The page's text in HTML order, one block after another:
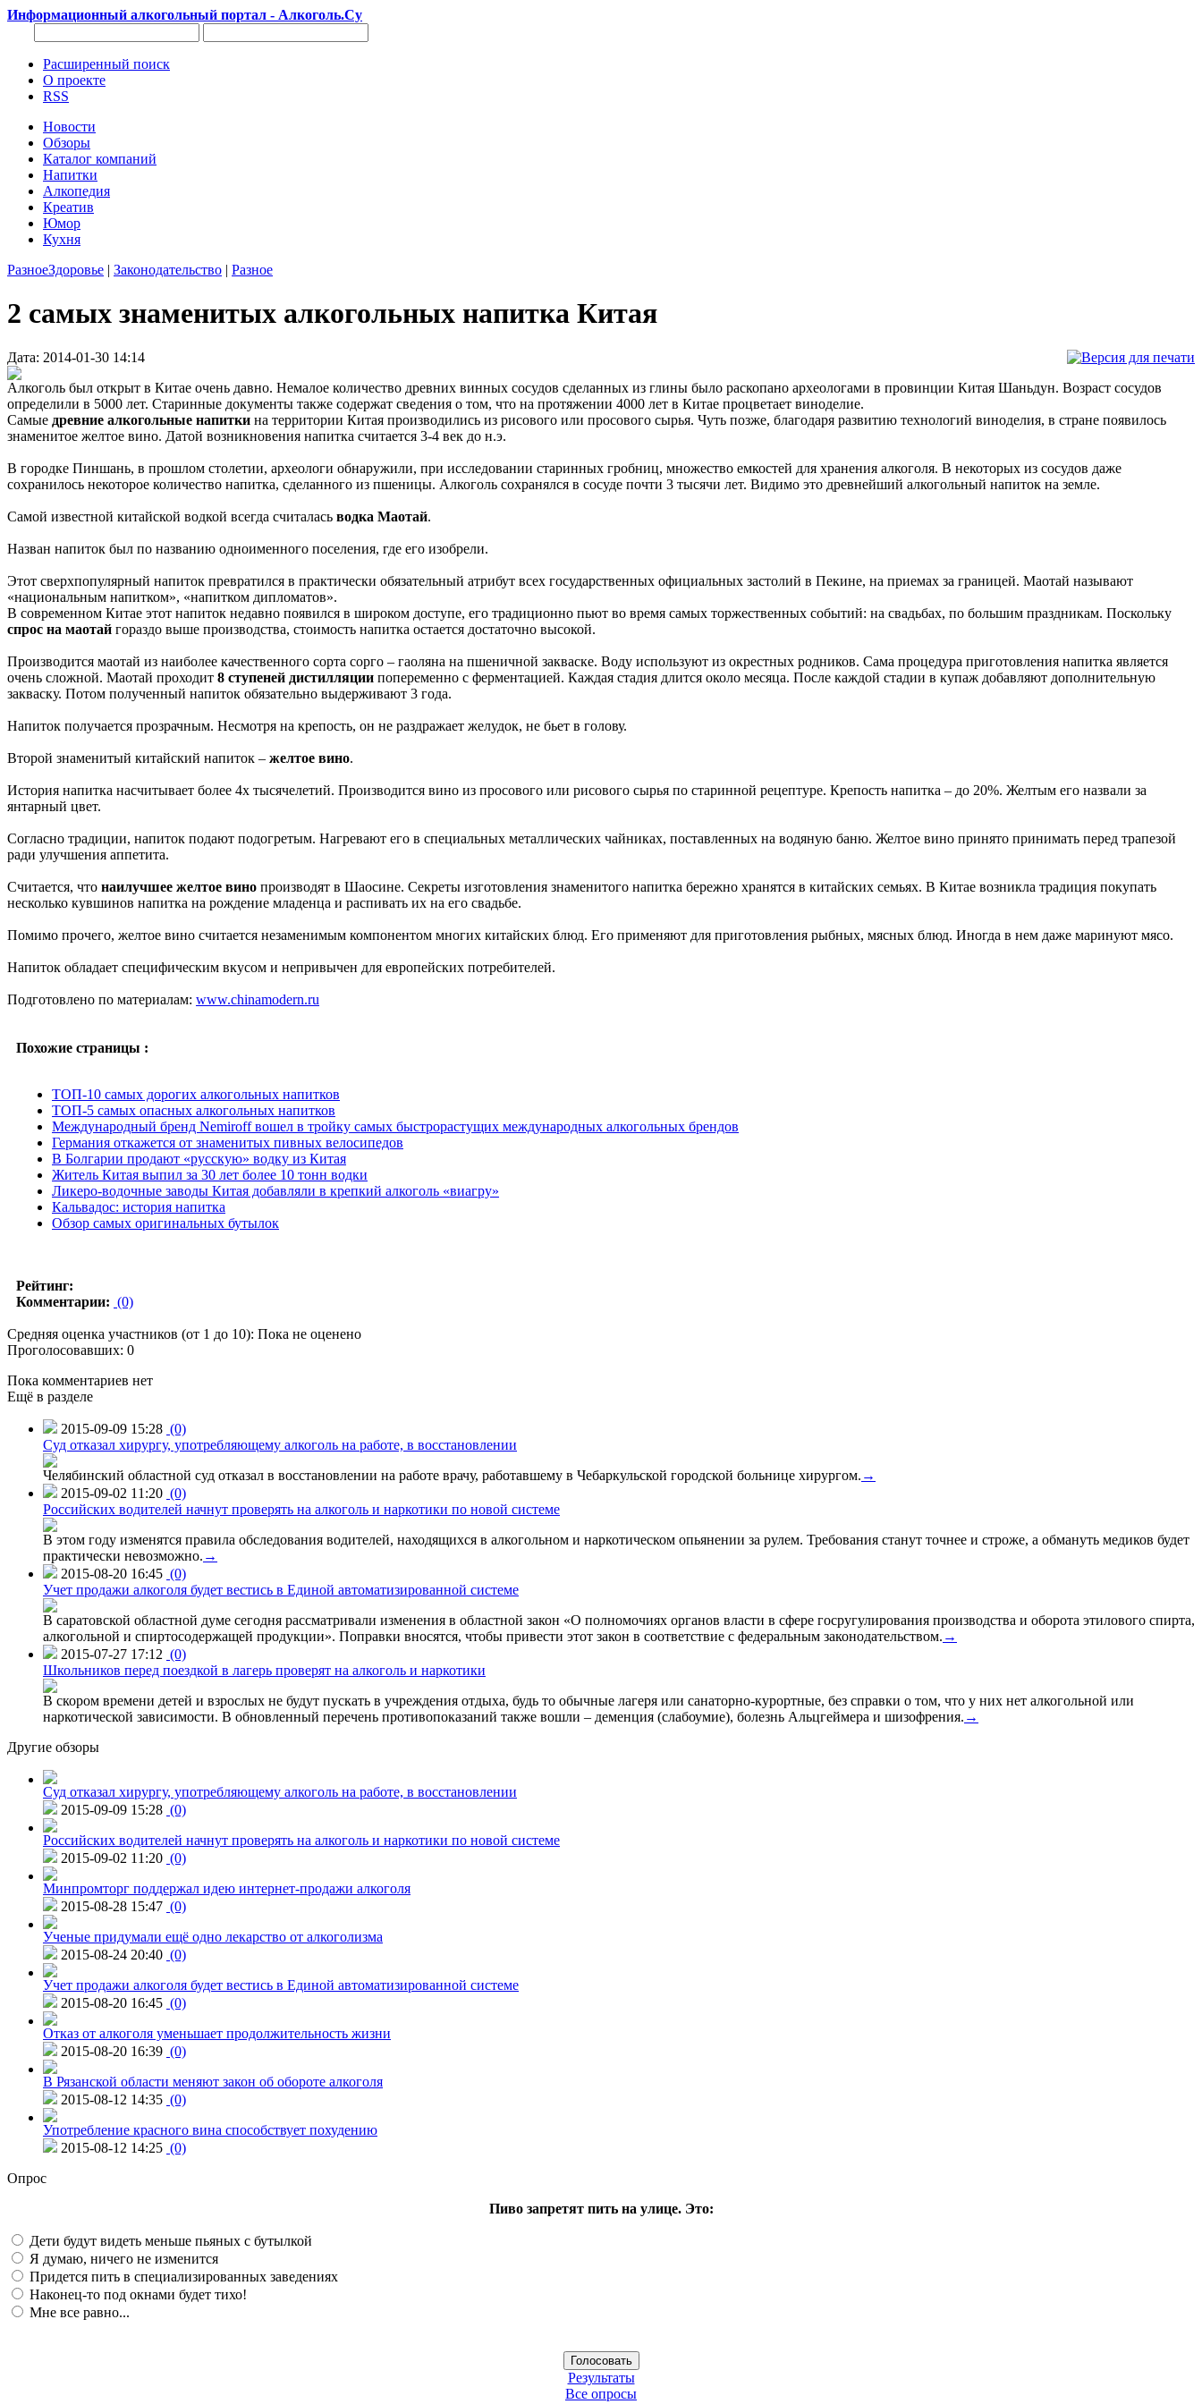
Информационный алкогольный портал - Алкоголь.Су
Расширенный поиск
О проекте
RSS
Новости
Обзоры
Каталог компаний
Напитки
Алкопедия
Креатив
Юмор
Кухня
РазноеЗдоровье | Законодательство | Разное
2 самых знаменитых алкогольных напитка Китая
Дата: 2014-01-30 14:14
Алкоголь был открыт в Китае очень давно. Немалое количество древних винных сосудов сделанных из глины было раскопано археологами в провинции Китая Шаньдун. Возраст сосудов
определили в 5000 лет. Старинные документы также содержат сведения о том, что на протяжении 4000 лет в Китае процветает виноделие.
Самые древние алкогольные напитки на территории Китая производились из рисового или просового сырья. Чуть позже, благодаря развитию технологий виноделия, в стране появилось
знаменитое желтое вино. Датой возникновения напитка считается 3-4 век до н.э.
В городке Пиншань, в прошлом столетии, археологи обнаружили, при исследовании старинных гробниц, множество емкостей для хранения алкоголя. В некоторых из сосудов даже
сохранилось некоторое количество напитка, сделанного из пшеницы. Алкоголь сохранялся в сосуде почти 3 тысячи лет. Видимо это древнейший алкогольный напиток на земле.
Самой известной китайской водкой всегда считалась водка Маотай.
Назван напиток был по названию одноименного поселения, где его изобрели.
Этот сверхпопулярный напиток превратился в практически обязательный атрибут всех государственных официальных застолий в Пекине, на приемах за границей. Маотай называют
«национальным напитком», «напитком дипломатов».
В современном Китае этот напиток недавно появился в широком доступе, его традиционно пьют во время самых торжественных событий: на свадьбах, по большим праздникам. Поскольку
спрос на маотай гораздо выше производства, стоимость напитка остается достаточно высокой.
Производится маотай из наиболее качественного сорта сорго – гаоляна на пшеничной закваске. Воду используют из окрестных родников. Сама процедура приготовления напитка является
очень сложной. Маотай проходит 8 ступеней дистилляции попеременно с ферментацией. Каждая стадия длится около месяца. После каждой стадии в купаж добавляют дополнительную
закваску. Потом полученный напиток обязательно выдерживают 3 года.
Напиток получается прозрачным. Несмотря на крепость, он не раздражает желудок, не бьет в голову.
Второй знаменитый китайский напиток – желтое вино.
История напитка насчитывает более 4х тысячелетий. Производится вино из просового или рисового сырья по старинной рецептуре. Крепость напитка – до 20%. Желтым его назвали за
янтарный цвет.
Согласно традиции, напиток подают подогретым. Нагревают его в специальных металлических чайниках, поставленных на водяную баню. Желтое вино принято принимать перед трапезой
ради улучшения аппетита.
Считается, что наилучшее желтое вино производят в Шаосине. Секреты изготовления знаменитого напитка бережно хранятся в китайских семьях. В Китае возникла традиция покупать
несколько кувшинов напитка на рождение младенца и распивать их на его свадьбе.
Помимо прочего, желтое вино считается незаменимым компонентом многих китайских блюд. Его применяют для приготовления рыбных, мясных блюд. Иногда в нем даже маринуют мясо.
Напиток обладает специфическим вкусом и непривычен для европейских потребителей.
Подготовлено по материалам: www.chinamodern.ru
Похожие страницы :
ТОП-10 самых дорогих алкогольных напитков
ТОП-5 самых опасных алкогольных напитков
Международный бренд Nemiroff вошел в тройку самых быстрорастущих международных алкогольных брендов
Германия откажется от знаменитых пивных велосипедов
В Болгарии продают «русскую» водку из Китая
Житель Китая выпил за 30 лет более 10 тонн водки
Ликеро-водочные заводы Китая добавляли в крепкий алкоголь «виагру»
Кальвадос: история напитка
Обзор самых оригинальных бутылок
Рейтинг:
Комментарии: (0)
Средняя оценка участников (от 1 до 10): Пока не оценено
Проголосовавших: 0
Пока комментариев нет
Ещё в разделе
2015-09-09 15:28 (0)
Суд отказал хирургу, употребляющему алкоголь на работе, в восстановлении
Челябинский областной суд отказал в восстановлении на работе врачу, работавшему в Чебаркульской городской больнице хирургом. →
2015-09-02 11:20 (0)
Российских водителей начнут проверять на алкоголь и наркотики по новой системе
В этом году изменятся правила обследования водителей, находящихся в алкогольном и наркотическом опьянении за рулем. Требования станут точнее и строже, а обмануть медиков будет
практически невозможно. →
2015-08-20 16:45 (0)
Учет продажи алкоголя будет вестись в Единой автоматизированной системе
В саратовской областной думе сегодня рассматривали изменения в областной закон «О полномочиях органов власти в сфере госругулирования производства и оборота этилового спирта,
алкогольной и спиртосодержащей продукции». Поправки вносятся, чтобы привести этот закон в соответствие с федеральным законодательством. →
2015-07-27 17:12 (0)
Школьников перед поездкой в лагерь проверят на алкоголь и наркотики
В скором времени детей и взрослых не будут пускать в учреждения отдыха, будь то обычные лагеря или санаторно-курортные, без справки о том, что у них нет алкогольной или
наркотической зависимости. В обновленный перечень противопоказаний также вошли – деменция (слабоумие), болезнь Альцгеймера и шизофрения. →
Другие обзоры
Суд отказал хирургу, употребляющему алкоголь на работе, в восстановлении
2015-09-09 15:28 (0)
Российских водителей начнут проверять на алкоголь и наркотики по новой системе
2015-09-02 11:20 (0)
Минпромторг поддержал идею интернет-продажи алкоголя
2015-08-28 15:47 (0)
Ученые придумали ещё одно лекарство от алкоголизма
2015-08-24 20:40 (0)
Учет продажи алкоголя будет вестись в Единой автоматизированной системе
2015-08-20 16:45 (0)
Отказ от алкоголя уменьшает продолжительность жизни
2015-08-20 16:39 (0)
В Рязанской области меняют закон об обороте алкоголя
2015-08-12 14:35 (0)
Употребление красного вина способствует похудению
2015-08-12 14:25 (0)
Опрос
Пиво запретят пить на улице. Это:
Дети будут видеть меньше пьяных с бутылкой
Я думаю, ничего не изменится
Придется пить в специализированных заведениях
Наконец-то под окнами будет тихо!
Мне все равно...
Результаты
Все опросы